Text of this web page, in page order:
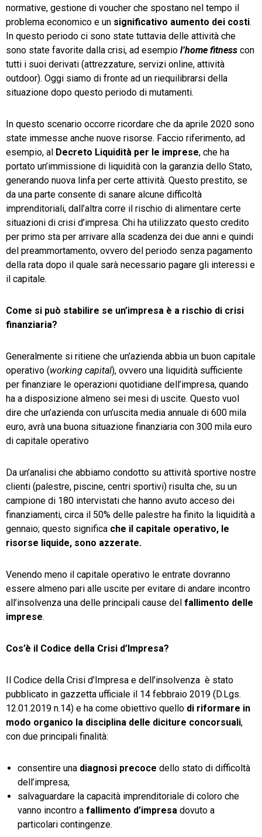
normative, gestione di voucher che spostano nel tempo il
problema economico e un significativo aumento dei costi.
In questo periodo ci sono state tuttavia delle attività che
sono state favorite dalla crisi, ad esempio l’home fitness con
tutti i suoi derivati (attrezzature, servizi online, attività
outdoor). Oggi siamo di fronte ad un riequilibrarsi della
situazione dopo questo periodo di mutamenti.
In questo scenario occorre ricordare che da aprile 2020 sono
state immesse anche nuove risorse. Faccio riferimento, ad
esempio, al Decreto Liquidità per le imprese, che ha
portato un’immissione di liquidità con la garanzia dello Stato,
generando nuova linfa per certe attività. Questo prestito, se
da una parte consente di sanare alcune difficoltà
imprenditoriali, dall’altra corre il rischio di alimentare certe
situazioni di crisi d’impresa. Chi ha utilizzato questo credito
per primo sta per arrivare alla scadenza dei due anni e quindi
del preammortamento, ovvero del periodo senza pagamento
della rata dopo il quale sarà necessario pagare gli interessi e
il capitale.
Come si può stabilire se un’impresa è a rischio di crisi
finanziaria?
Generalmente si ritiene che un’azienda abbia un buon capitale
operativo (working capital), ovvero una liquidità sufficiente
per finanziare le operazioni quotidiane dell’impresa, quando
ha a disposizione almeno sei mesi di uscite. Questo vuol
dire che un’azienda con un’uscita media annuale di 600 mila
euro, avrà una buona situazione finanziaria con 300 mila euro
di capitale operativo
Da un’analisi che abbiamo condotto su attività sportive nostre
clienti (palestre, piscine, centri sportivi) risulta che, su un
campione di 180 intervistati che hanno avuto acceso dei
finanziamenti, circa il 50% delle palestre ha finito la liquidità a
gennaio; questo significa che il capitale operativo, le
risorse liquide, sono azzerate.
Venendo meno il capitale operativo le entrate dovranno
essere almeno pari alle uscite per evitare di andare incontro
all’insolvenza una delle principali cause del fallimento delle
imprese.
Cos’è il Codice della Crisi d’Impresa?
Il Codice della Crisi d’Impresa e dell’insolvenza è stato
pubblicato in gazzetta ufficiale il 14 febbraio 2019 (D.Lgs.
12.01.2019 n.14) e ha come obiettivo quello di riformare in
modo organico la disciplina delle diciture concorsuali,
con due principali finalità:
consentire una diagnosi precoce dello stato di difficoltà
dell’impresa;
salvaguardare la capacità imprenditoriale di coloro che
vanno incontro a fallimento d’impresa dovuto a
particolari contingenze.